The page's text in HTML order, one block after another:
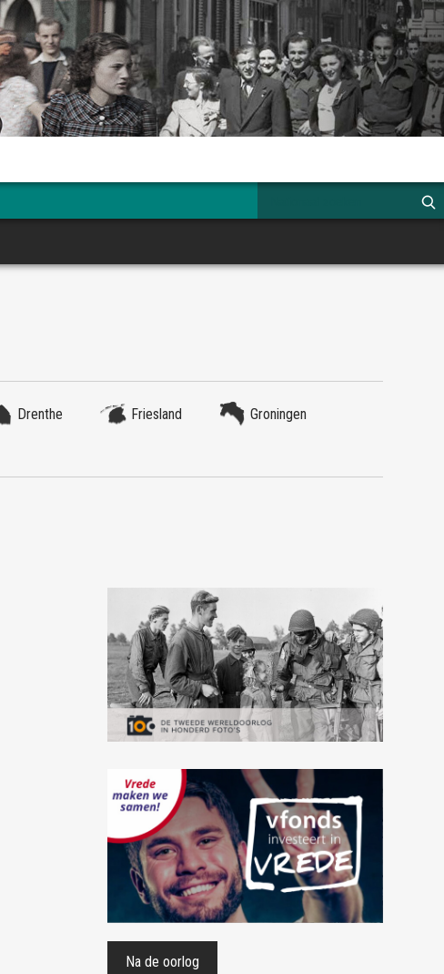
Drenthe Friesland
Groningen
Na de oorlog